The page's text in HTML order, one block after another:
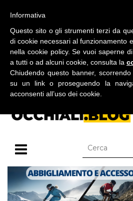
BLOG SU OCCHIALI DA SOLE E OCCHIALI DA
Informativa
Questo sito o gli strumenti terzi da
di cookie necessari al funzionamento
nella cookie policy. Se vuoi saperne
a tutti o ad alcuni cookie, consulta la
Chiudendo questo banner,
su un link o proseguendo la
acconsenti all’uso dei cookie.